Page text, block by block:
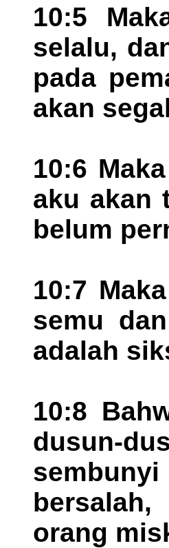
10:5
selalu,
pada
akan
10:6
aku akan
belum
10:7
semu
adalah
10:8
dusun-
orang